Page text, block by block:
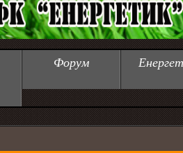
Форум